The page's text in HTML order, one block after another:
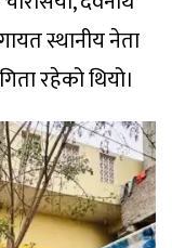
स्थानीय नेता
रहेको थियो।